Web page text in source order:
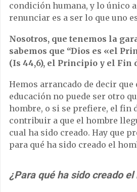
condición humana, y lo único
renunciar es a ser lo que uno
Nosotros, que tenemos la
sabemos que “Dios es «el
(Is 44,6), el Principio y el Fin
Hemos arrancado de decir que
educación no puede ser otro
hombre, o si se prefiere, el fin
contribuir a que el hombre
cual ha sido creado. Hay que
para qué ha sido creado el
¿Para qué ha sido creado el